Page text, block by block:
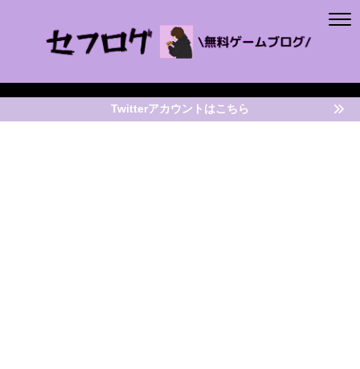
Twitterアカウントはこちら